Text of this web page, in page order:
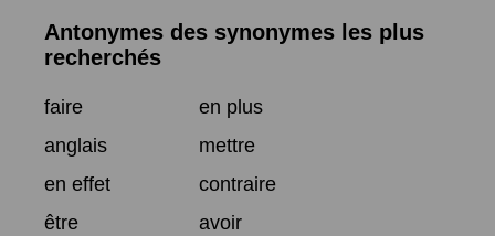
Antonymes des synonymes les plus
recherchés
faire
en plus
anglais
mettre
en effet
contraire
être
avoir